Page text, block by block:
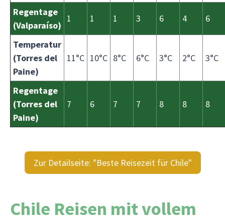
Regentage
(Valparaíso)
1 1 1 3 6 4 6
Temperatur
(Torres del
Paine)
11°C 10°C 8°C 6°C 3°C 2°C 3°C
Regentage
(Torres del
Paine)
7 6 7 7 8 8 8
Zur Detailseite: "Beste Reisezeit für Chile"
Chile Reisen mit vollem